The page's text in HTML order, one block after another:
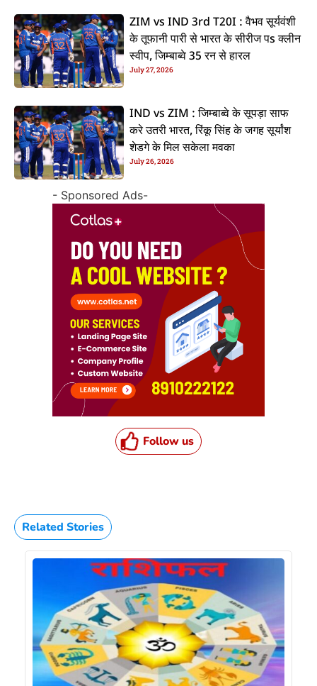
ZIM vs IND 3rd T20I : वैभव सूर्यवंशी
के तूफानी पारी से भारत के सीरीज पs क्लीन
स्वीप, जिम्बाब्वे 35 रन से हारल
July 27, 2026
IND vs ZIM : जिम्बाब्वे के सूपड़ा साफ
करे उतरी भारत, रिंकू सिंह के जगह सूर्यांश
शेडगे के मिल सकेला मवका
July 26, 2026
- Sponsored Ads-
Follow us
Related Stories